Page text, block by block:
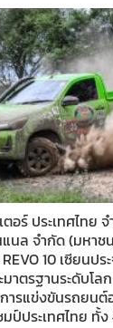
ตอร์ ประเทศไทย
แนล จำกัด (มหาช
REVO 10 เซียน
มาตรฐานระดับโ
ารแข่งขันรถยน
ป์ประเทศไทย ทั้ง